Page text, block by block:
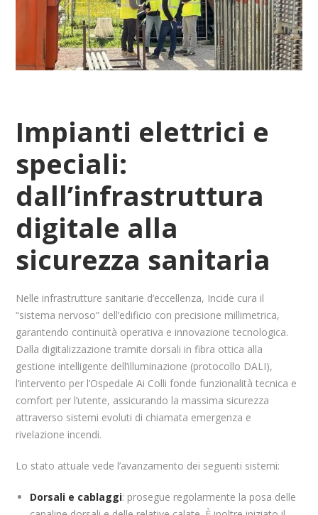
Impianti elettrici e
speciali:
dall’infrastruttura
digitale alla
sicurezza sanitaria
Nelle infrastrutture sanitarie d’eccellenza, Incide cura il
“sistema nervoso” dell’edificio con precisione millimetrica,
garantendo continuità operativa e innovazione tecnologica.
Dalla digitalizzazione tramite dorsali in fibra ottica alla
gestione intelligente dell’illuminazione (protocollo DALI),
l’intervento per l’Ospedale Ai Colli fonde funzionalità tecnica e
comfort per l’utente, assicurando la massima sicurezza
attraverso sistemi evoluti di chiamata emergenza e
rivelazione incendi.
Lo stato attuale vede l’avanzamento dei seguenti sistemi:
Dorsali e cablaggi: prosegue regolarmente la posa delle